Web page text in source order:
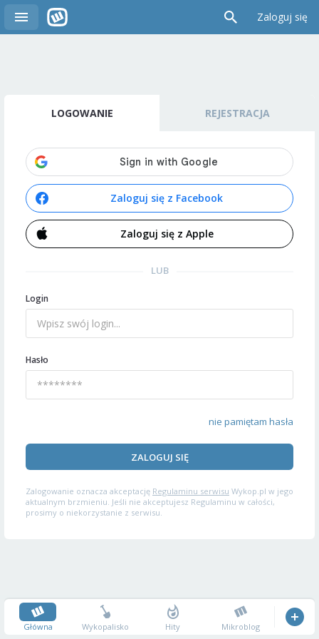
Zaloguj się
LOGOWANIE REJESTRACJA
Zaloguj się z Facebook
Zaloguj się z Apple
LUB
Login
Hasło
nie pamiętam hasła
ZALOGUJ SIĘ
Zalogowanie oznacza akceptację Regulaminu serwisu Wykop.pl w jego
aktualnym brzmieniu. Jeśli nie akceptujesz Regulaminu w całości,
prosimy o niekorzystanie z serwisu.
Główna Wykopalisko Hity Mikroblog